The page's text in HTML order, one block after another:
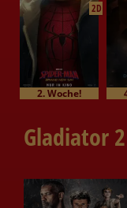
2D
2. Woche!
Gladiator 2